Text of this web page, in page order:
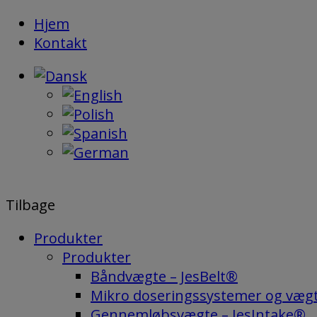
Hop Hjem
Kontakt
Tilbage
Produkter
Produkter
Båndvægte – JesBelt®
Mikro doseringssystemer og